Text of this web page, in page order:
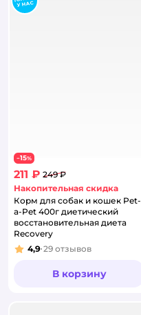
−15%
211 ₽ 249 ₽
Накопительная скидка
Корм для собак и кошек Pet-
a-Pet 400г диетический
восстановительная диета
Recovery
Рейтинг:
4,9 29 отзывов
В корзину